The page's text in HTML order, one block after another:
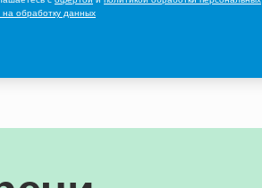
на обработку данных